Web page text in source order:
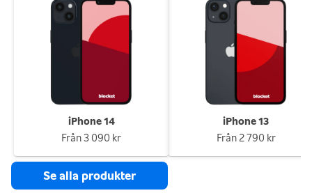
iPhone 14
Från3 090 kr
iPhone 13
Från 2 790 kr
Se alla produkter